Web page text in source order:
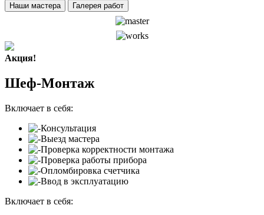
Наши мастера Галерея работ
Акция!
Шеф-Монтаж
Включает в себя:
Консультация
Выезд мастера
Проверка корректности монтажа
Проверка работы прибора
Опломбировка счетчика
Ввод в эксплуатацию
Включает в себя: